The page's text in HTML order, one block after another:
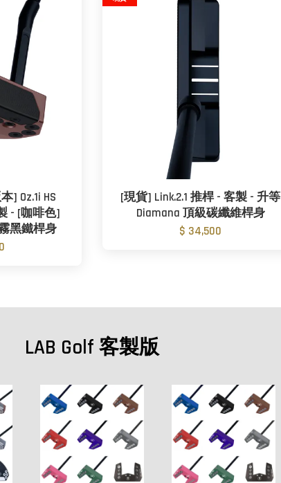
] Oz.1i HS
- [咖啡色]
黑鐵桿身
[現貨] Link.2.1 推桿 - 客製 - 升等
Diamana 頂級碳纖維桿身
$ 34,500
LAB Golf 客製版